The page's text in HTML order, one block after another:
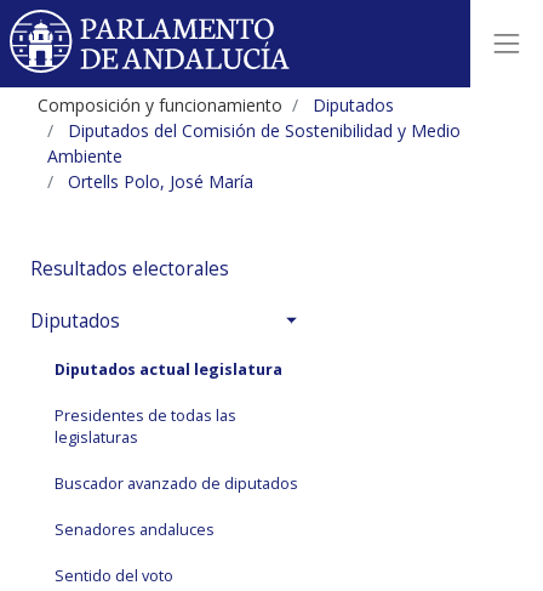
Composición y funcionamiento
Diputados
Diputados del Comisión de Sostenibilidad y Medio
Ambiente
Ortells Polo, José María
Resultados electorales
Diputados
Diputados actual legislatura
Presidentes de todas las
legislaturas
Buscador avanzado de diputados
Senadores andaluces
Sentido del voto